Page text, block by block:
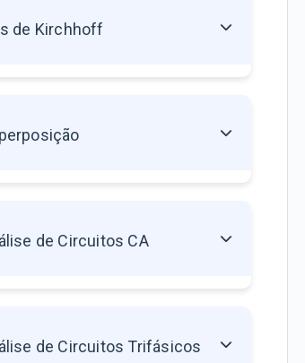
de Kirchhoff
de Circuitos CA
de Circuitos Trifásicos